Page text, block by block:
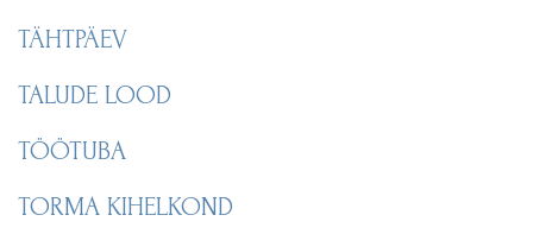
TÄHTPÄEV
TALUDE LOOD
TÖÖTUBA
TORMA KIHELKOND